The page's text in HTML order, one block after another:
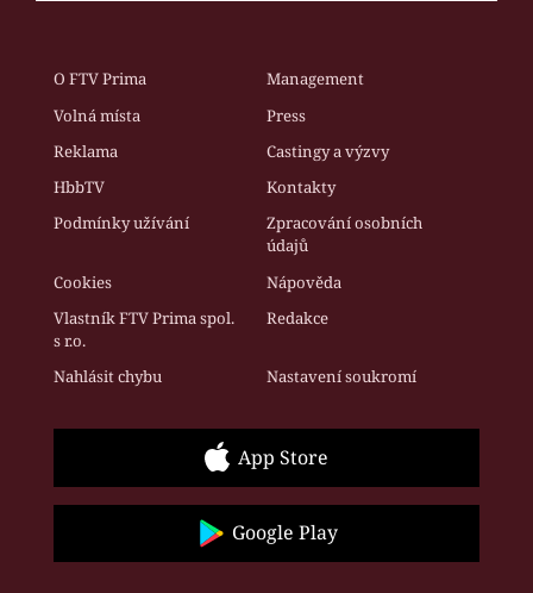
O FTV Prima
Management
Volná místa
Press
Reklama
Castingy a výzvy
HbbTV
Kontakty
Podmínky užívání
Zpracování osobních
údajů
Cookies
Nápověda
Vlastník FTV Prima spol.
s r.o.
Redakce
Nahlásit chybu Nastavení soukromí
App Store
Google Play